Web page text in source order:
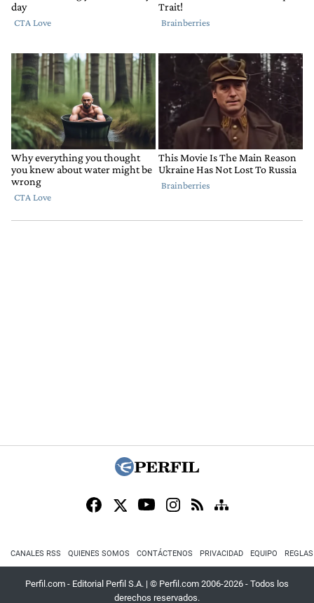
CANALES RSS QUIENES SOMOS CONTÁCTENOS PRIVACIDAD EQUIPO
Perfil.com - Editorial Perfil S.A. | © Perfil.com 2006-2026 - Todos los
derechos reservados.